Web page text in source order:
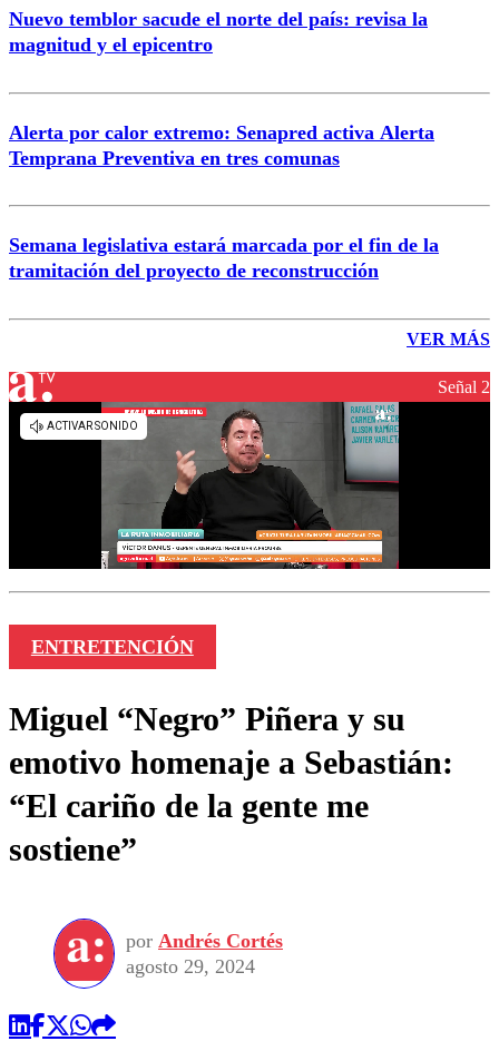
Nuevo temblor sacude el norte del país: revisa la
magnitud y el epicentro
Alerta por calor extremo: Senapred activa Alerta
Temprana Preventiva en tres comunas
Semana legislativa estará marcada por el fin de la
tramitación del proyecto de reconstrucción
VER MÁS
Señal 2
ENTRETENCIÓN
Miguel “Negro” Piñera y su
emotivo homenaje a Sebastián:
“El cariño de la gente me
sostiene”
por Andrés Cortés
agosto 29, 2024